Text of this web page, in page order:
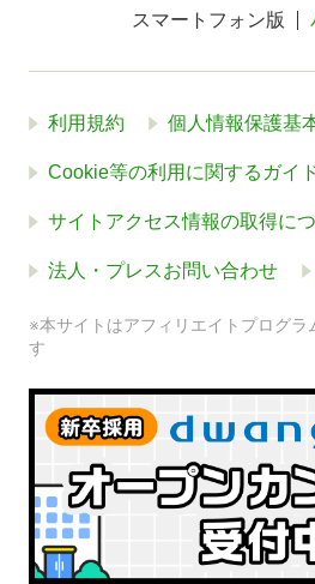
スマートフォン版
利用規約 個人情報保護基
Cookie等の利用に関するガイ
サイトアクセス情報の取得に
法人・プレスお問い合わせ
※本サイトはアフィリエイトプログラ
す